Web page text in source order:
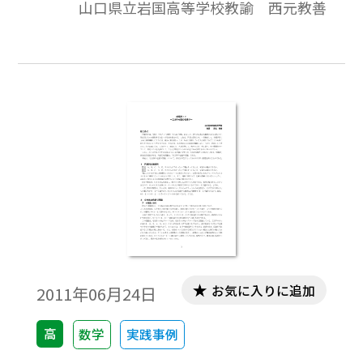
まれる単純な合同な曲面で球面が分割でき
薄いゴム膜のような材質で作って，それを
の境界線で分割される場合を，n＝８まで考
察することにする。※文中の数式は，
「Tosho数式エディタ」で作成されていま
す。ワード文書で数式を正しく表示するため
には，「Tosho数式エディタ」が導入されて
いることが必要です。無償ダウンロードはこ
ちら→無償ダウンロードのご案内
山口県立岩国高等学校教諭 西元教善
2011年06月24日
高 数学 実践事例
お気に入りに追加